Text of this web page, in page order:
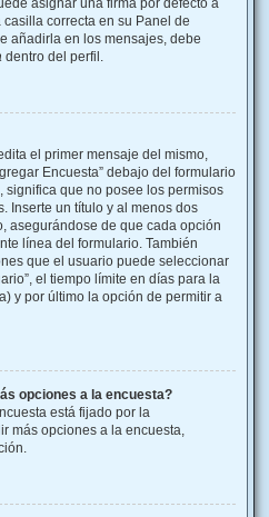
asignar una firma por defecto a
correcta en su Panel de
añadirla en los mensajes, debe
dentro del perfil.
el primer mensaje del mismo,
Encuesta” debajo del formulario
que no posee los permisos
Inserte un título y al menos dos
asegurándose de que cada opción
línea del formulario. También
que el usuario puede seleccionar
el tiempo límite en días para la
y por último la opción de permitir a
opciones a la encuesta?
está fijado por la
más opciones a la encuesta,